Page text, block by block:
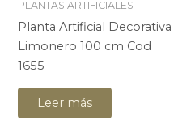
PLANTAS ARTIFICIALES
Planta Artificial Decorativa
Limonero 100 cm Cod
1655
Leer más